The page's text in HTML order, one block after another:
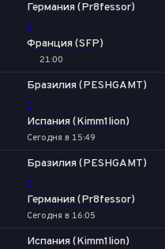
Германия (Pr8fessor)
-
Франция (SFP)
21:00
Бразилия (PESHGAMT)
-
Испания (Kimm1lion)
Сегодня в 15:49
Бразилия (PESHGAMT)
-
Германия (Pr8fessor)
Сегодня в 16:05
Испания (Kimm1lion)